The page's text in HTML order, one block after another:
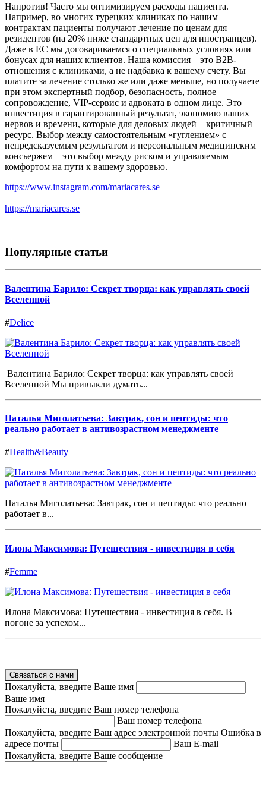
Напротив! Часто мы оптимизируем расходы пациента.
Например, во многих турецких клиниках по нашим
контрактам пациенты получают лечение по ценам для
резидентов (на 20% ниже стандартных цен для иностранцев).
Даже в ЕС мы договариваемся о специальных условиях или
бонусах для наших клиентов. Наша комиссия – это B2B-
отношения с клиниками, а не надбавка к вашему счету. Вы
платите за лечение столько же или даже меньше, но получаете
при этом экспертный подбор, безопасность, полное
сопровождение, VIP-сервис и адвоката в одном лице. Это
инвестиция в гарантированный результат, экономию ваших
нервов и времени, которые для деловых людей – критичный
ресурс. Выбор между самостоятельным «гуглением» с
непредсказуемым результатом и персональным медицинским
консьержем – это выбор между риском и управляемым
комфортом на пути к вашему здоровью.
https://www.instagram.com/mariacares.se
https://mariacares.se
Популярные статьи
Валентина Барило: Секрет творца: как управлять своей
Вселенной
#Delice
Валентина Барило: Секрет творца: как управлять своей
Вселенной Мы привыкли думать...
Наталья Миголатьева: Завтрак, сон и пептиды: что
реально работает в антивозрастном менеджменте
#Health&Beauty
Наталья Миголатьева: Завтрак, сон и пептиды: что реально
работает в...
Илона Максимова: Путешествия - инвестиция в себя
#Femme
Илона Максимова: Путешествия - инвестиция в себя. В
погоне за успехом...
Связаться с нами
Пожалуйста, введите Ваше имя
Ваше имя
Пожалуйста, введите Ваш номер телефона
Ваш номер телефона
Пожалуйста, введите Ваш адрес электронной почты Ошибка в
адресе почты
Ваш E-mail
Пожалуйста, введите Ваше сообщение